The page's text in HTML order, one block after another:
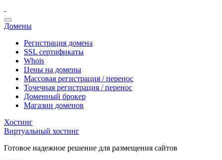
Домены
Регистрация домена
SSL сертификаты
Whois
Цены на домены
Массовая регистрация / перенос
Точечная регистрация / перенос
Доменный брокер
Магазин доменов
Хостинг
Виртуальный хостинг
Готовое надежное решение для размещения сайтов